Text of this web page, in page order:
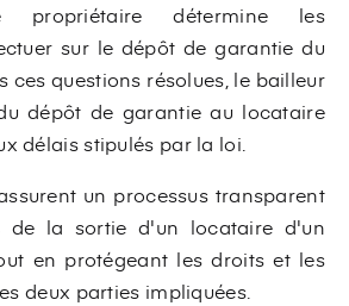
propriétaire détermine les
sur le dépôt de garantie du
ces questions résolues, le bailleur
dépôt de garantie au locataire
délais stipulés par la loi.
un processus transparent
de la sortie d'un locataire d'un
en protégeant les droits et les
deux parties impliquées.